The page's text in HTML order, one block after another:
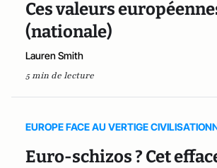
Ces valeurs
(nationale)
Lauren Smith
5 min de lecture
EUROPE FACE AU VERTIGE
Euro-schizos ? Cet